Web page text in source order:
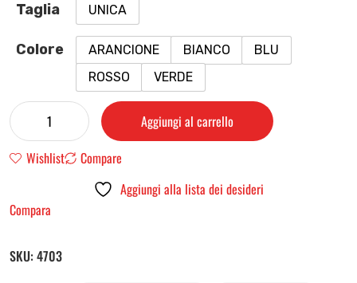
Taglia UNICA
Colore ARANCIONE BIANCO
BLU
ROSSO
VERDE
Aggiungi al carrello
Wishlist
Compare
Aggiungi alla lista dei desideri
Compara
SKU: 4703